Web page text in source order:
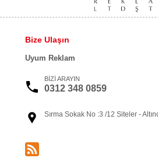
Bize Ulaşın
Uyum Reklam
BİZİ ARAYIN
0312 348 0859
Sırma Sokak No :3 /12 Siteler -